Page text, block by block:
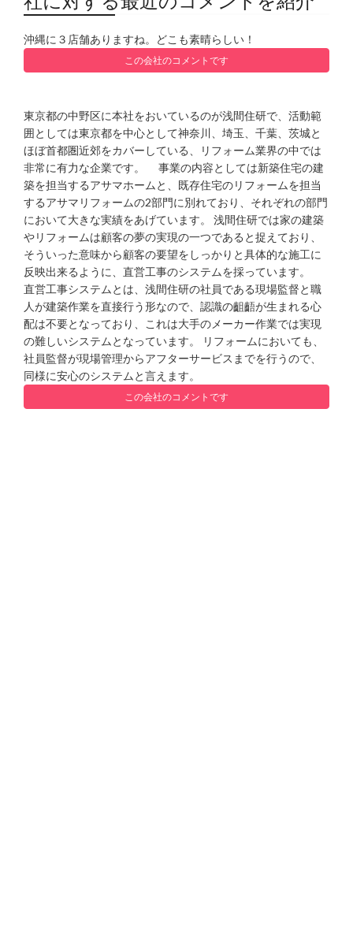
沖縄に３店舗ありますね。どこも素晴らしい！
この会社のコメントです
東京都の中野区に本社をおいているのが浅間住研で、活動範
囲としては東京都を中心として神奈川、埼玉、千葉、茨城と
ほぼ首都圏近郊をカバーしている、リフォーム業界の中では
非常に有力な企業です。 事業の内容としては新築住宅の建
築を担当するアサマホームと、既存住宅のリフォームを担当
するアサマリフォームの2部門に別れており、それぞれの部門
において大きな実績をあげています。 浅間住研では家の建築
やリフォームは顧客の夢の実現の一つであると捉えており、
そういった意味から顧客の要望をしっかりと具体的な施工に
反映出来るように、直営工事のシステムを採っています。
直営工事システムとは、浅間住研の社員である現場監督と職
人が建築作業を直接行う形なので、認識の齟齬が生まれる心
配は不要となっており、これは大手のメーカー作業では実現
の難しいシステムとなっています。 リフォームにおいても、
社員監督が現場管理からアフターサービスまでを行うので、
同様に安心のシステムと言えます。
この会社のコメントです